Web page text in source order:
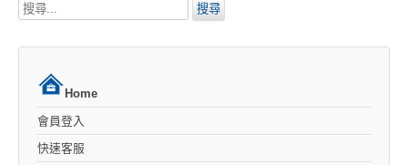
搜
搜尋
Home
會員登入
快速客服